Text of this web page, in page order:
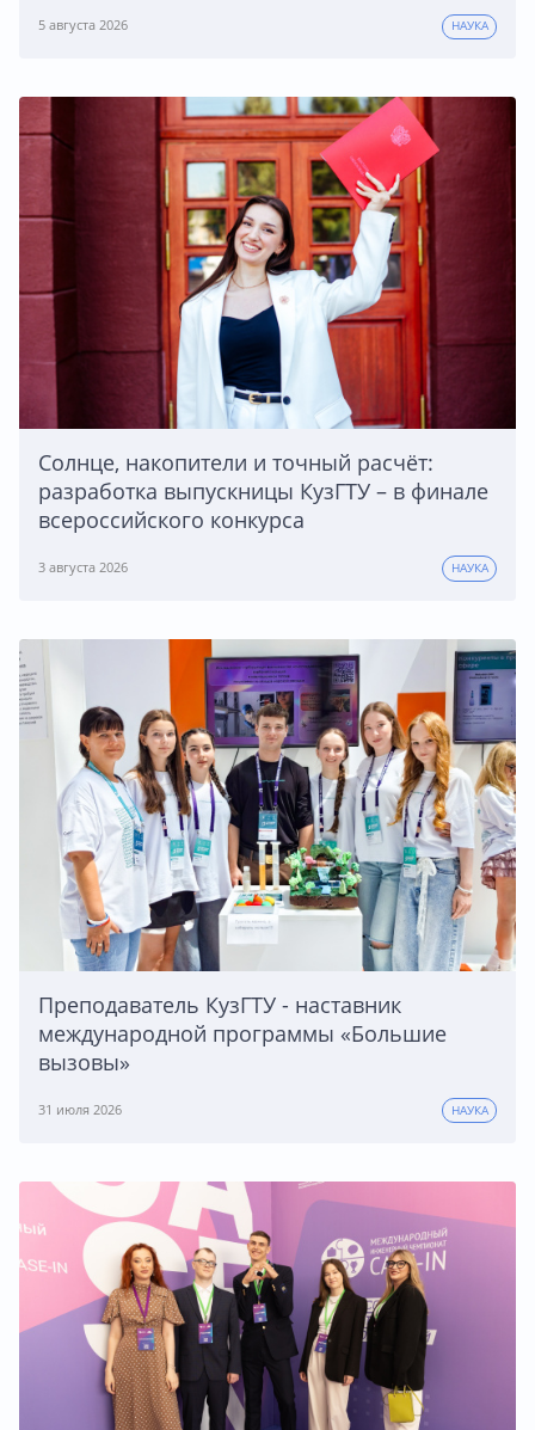
5 августа 2026 НАУКА
Солнце, накопители и точный расчёт:
разработка выпускницы КузГТУ – в финале
всероссийского конкурса
3 августа 2026 НАУКА
Преподаватель КузГТУ - наставник
международной программы «Большие
вызовы»
31 июля 2026 НАУКА